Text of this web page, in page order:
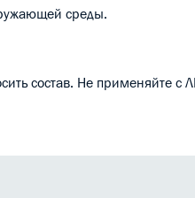
среды.
состав. Не применяйте с